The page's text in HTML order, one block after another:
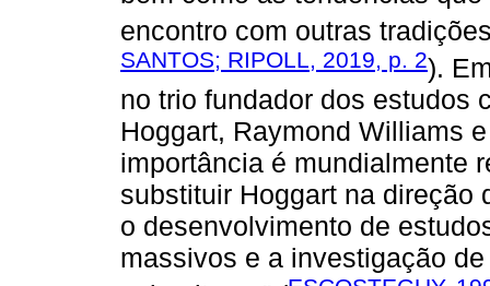
encontro com outras
SANTOS; RIPOLL, 2019, p. 2).
no trio fundador dos estudos
Hoggart, Raymond Williams
importância é mundialmente
substituir Hoggart na direção
o desenvolvimento de
massivos e a investigação